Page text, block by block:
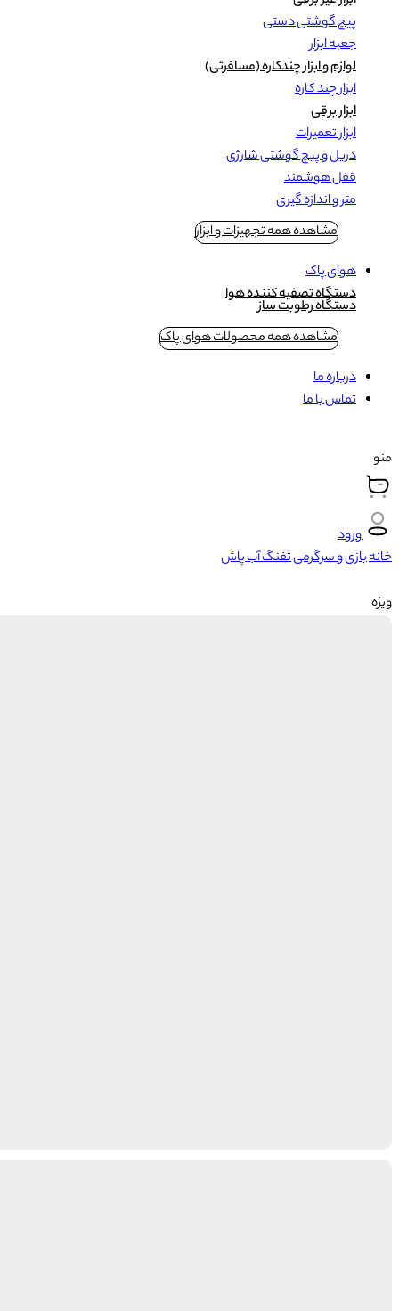
پیچ گوشتی دستی
جعبه ابزار
لوازم و ابزار چندکاره (مسافرتی)
ابزار چند کاره
ابزار برقی
ابزار تعمیرات
دریل و پیچ گوشتی شارژی
قفل هوشمند
متر و اندازه گیری
مشاهده همه تجهیزات و ابزار
هوای پاک
دستگاه تصفیه کننده هوا
دستگاه رطوبت ساز
مشاهده همه محصولات هوای پاک
درباره ما
تماس با ما
منو
ورود
خانهبازی و سرگرمیتفنگ آب پاش
ویژه